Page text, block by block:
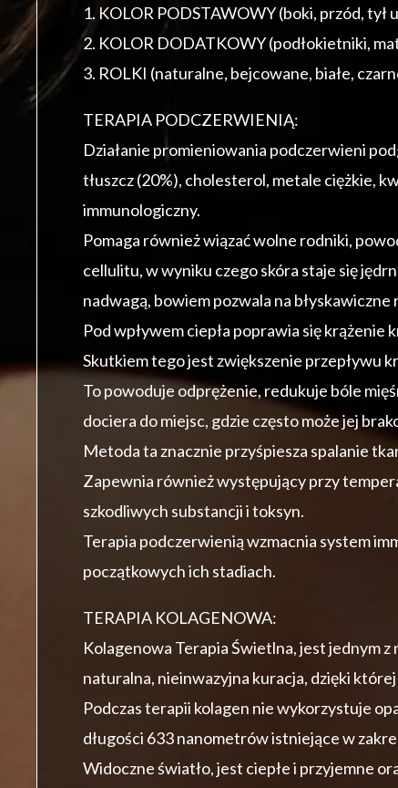
1. KOLOR PODSTAWOWY (boki, przód, tył
2. KOLOR DODATKOWY (podłokietniki,
3. ROLKI (naturalne, bejcowane, białe,
TERAPIA PODCZERWIENIĄ:
Działanie promieniowania podczerwieni
tłuszcz (20%), cholesterol, metale ciężkie,
immunologiczny.
Pomaga również wiązać wolne rodniki,
cellulitu, w wyniku czego skóra staje się
nadwagą, bowiem pozwala na
Pod wpływem ciepła poprawia się krążenie
Skutkiem tego jest zwiększenie przepływu
To powoduje odprężenie, redukuje bóle
dociera do miejsc, gdzie często może jej
Metoda ta znacznie przyśpiesza spalanie
Zapewnia również występujący przy
szkodliwych substancji i toksyn.
Terapia podczerwienią wzmacnia system
początkowych ich stadiach.
TERAPIA KOLAGENOWA:
Kolagenowa Terapia Świetlna, jest jednym
naturalna, nieinwazyjna kuracja, dzięki
Podczas terapii kolagen nie wykorzystuje
długości 633 nanometrów istniejące w
Widoczne światło, jest ciepłe i przyjemne